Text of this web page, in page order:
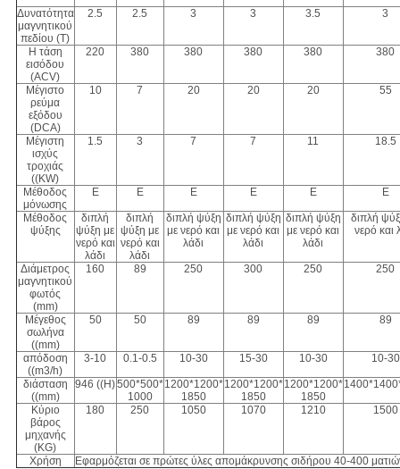
Δυνατότητα
μαγνητικού
πεδίου (T)
2.5 2.5 3 3 3.5 3
Η τάση
εισόδου
(ACV)
220 380 380 380 380 380
Μέγιστο
ρεύμα
εξόδου
(DCA)
10 7 20 20 20 55
Μέγιστη
ισχύς
τροχιάς
((KW)
1.5 3 7 7 11 18.5
Μέθοδος
μόνωσης
Ε Ε Ε Ε Ε Ε
Μέθοδος
ψύξης
διπλή
ψύξη με
νερό και
λάδι
διπλή
ψύξη με
νερό και
λάδι
διπλή ψύξη
με νερό και
λάδι
διπλή ψύξη
με νερό και
λάδι
διπλή ψύξη
με νερό και
λάδι
διπλή
νερό και
Διάμετρος
μαγνητικού
φωτός
(mm)
160 89 250 300 250 250
Μέγεθος
σωλήνα
((mm)
50 50 89 89 89 89
απόδοση
((m3/h)
3-10 0.1-0.5 10-30 15-30 10-30 10-30
διάσταση
((mm)
946 ((Η)500*500*
1000
1200*1200*
1850
1200*1200*
1850
1200*1200*
1850
Κύριο
βάρος
μηχανής
(KG)
180 250 1050 1070 1210 1500
Χρήση Εφαρμόζεται σε πρώτες ύλες απομάκρυνσης σιδήρου 40-400